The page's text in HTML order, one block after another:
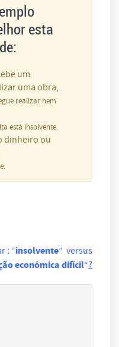
esta
um
uma obra,
realizar nem
está insolvente.
dinheiro ou
: “insolvente” versus
económica difícil“?